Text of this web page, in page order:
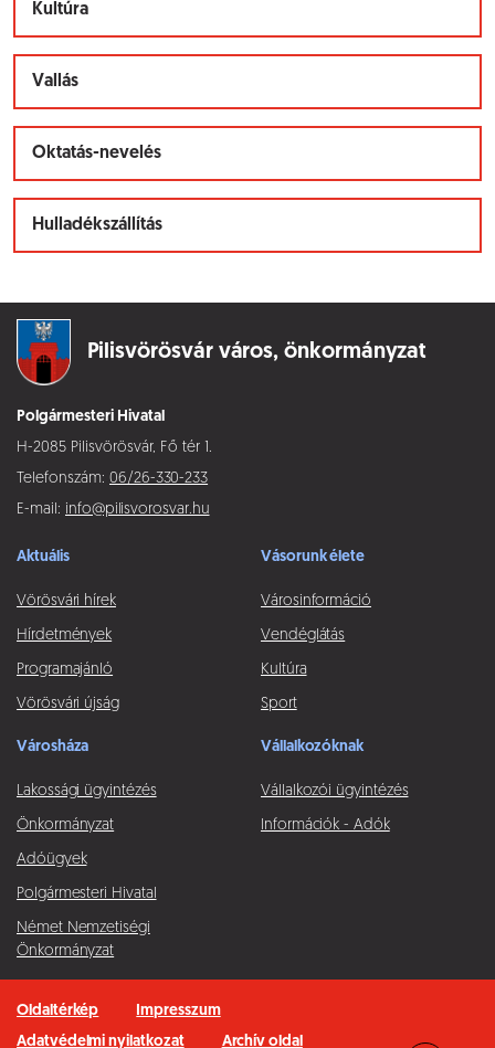
Kultúra
Vallás
Oktatás-nevelés
Hulladékszállítás
Pilisvörösvár város, önkormányzat
Polgármesteri Hivatal
H-2085 Pilisvörösvár, Fő tér 1.
Telefonszám: 06/26-330-233
E-mail: info@pilisvorosvar.hu
Aktuális
Vörösvári hírek
Hírdetmények
Programajánló
Vörösvári újság
Vásorunk élete
Városinformáció
Vendéglátás
Kultúra
Sport
Városháza
Lakossági ügyintézés
Önkormányzat
Adóügyek
Polgármesteri Hivatal
Német Nemzetiségi
Önkormányzat
Vállalkozóknak
Vállalkozói ügyintézés
Információk - Adók
Oldaltérkép
Impresszum
Adatvédelmi nyilatkozat
Archív oldal